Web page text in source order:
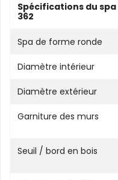
Spécifications du spa
362
Spa de forme ronde
Diamètre intérieur
Diamètre extérieur
Garniture des murs
Seuil / bord en bois